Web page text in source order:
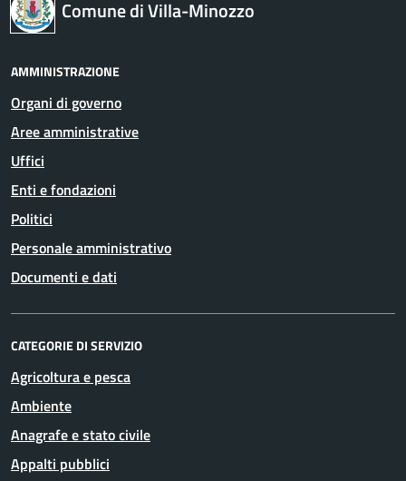
Comune di Villa-Minozzo
AMMINISTRAZIONE
Organi di governo
Aree amministrative
Uffici
Enti e fondazioni
Politici
Personale amministrativo
Documenti e dati
CATEGORIE DI SERVIZIO
Agricoltura e pesca
Ambiente
Anagrafe e stato civile
Appalti pubblici